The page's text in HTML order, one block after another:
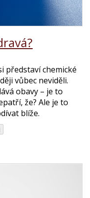
představí chemické
vůbec neviděli.
obavy – je to
že? Ale je to
blíže.